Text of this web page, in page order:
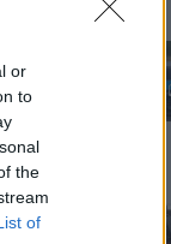
or
to
the
of